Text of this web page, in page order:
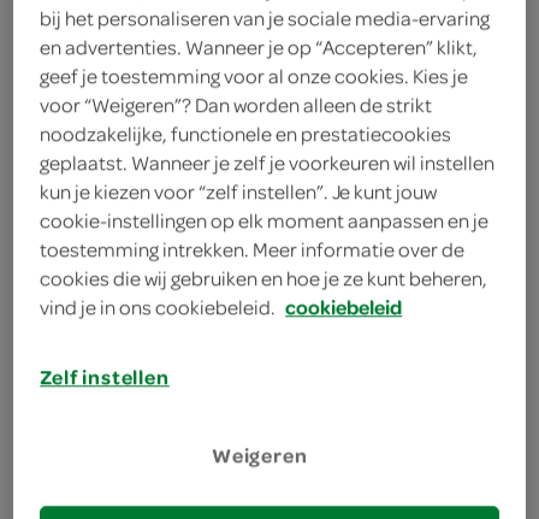
control deodorant
Sanex
200 Milliliter
Let op: aanbiedingen zijn niet zichtbaar bij de
producten, maar worden wél automatisch
verwerkt in de winkelmand.
Sanex dermo deodorant herstelt de natuurlijke ph-
Voor een fris en beschermd gevoel gedurende de dag.
bij het personaliseren van je sociale media-ervaring
en advertenties. Wanneer je op “Accepteren” klikt,
geef je toestemming voor al onze cookies. Kies je
voor “Weigeren”? Dan worden alleen de strikt
noodzakelijke, functionele en prestatiecookies
geplaatst. Wanneer je zelf je voorkeuren wil instellen
kun je kiezen voor “zelf instellen”. Je kunt jouw
cookie-instellingen op elk moment aanpassen en je
toestemming intrekken. Meer informatie over de
cookies die wij gebruiken en hoe je ze kunt beheren,
vind je in ons cookiebeleid. cookiebeleid
Zelf instellen
Weigeren